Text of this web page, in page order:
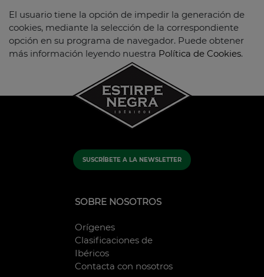
El usuario tiene la opción de impedir la generación de
cookies, mediante la selección de la correspondiente
opción en su programa de navegador. Puede obtener
más información leyendo nuestra Política de Cookies.
SUSCRÍBETE A LA NEWSLETTER
SOBRE NOSOTROS
Orígenes
Clasificaciones de
Ibéricos
Contacta con nosotros